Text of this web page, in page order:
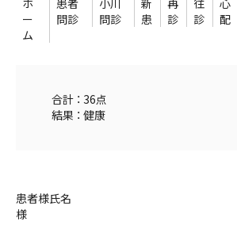
ー
ム
問診
問診
患
診
診
配
合計 ： 36点
結果 ： 健康
患者様氏名
様